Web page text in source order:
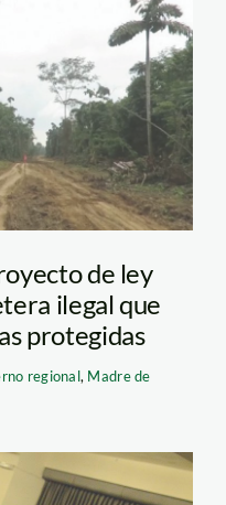
de ley
ilegal que
protegidas
regional, Madre de